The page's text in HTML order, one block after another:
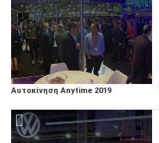
Αυτοκίνηση Anytime 2019